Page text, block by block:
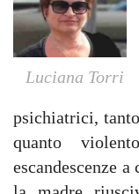
Luciana Torri
psichiatrici,
quanto
escandescenze